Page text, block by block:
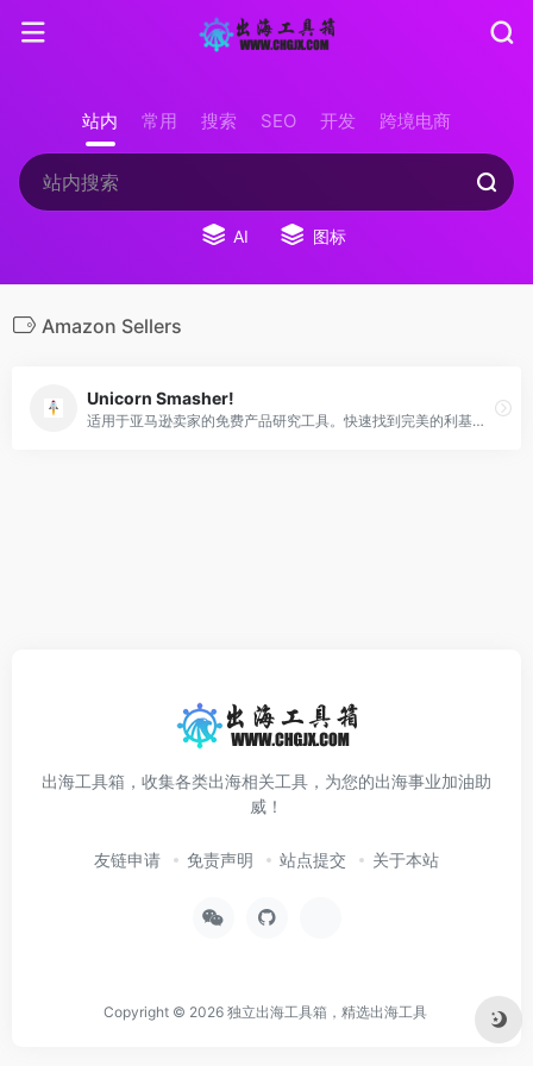
站内 常用 搜索 SEO 开发 跨境电商
AI 图标
Amazon Sellers
Unicorn Smasher!
适用于亚马逊卖家的免费产品研究工具。快速找到完美的利基市场，评估您的竞争对手，并估算您的销售额。
出海工具箱，收集各类出海相关工具，为您的出海事业加油助
威！
友链申请 免责声明 站点提交 关于本站
Copyright © 2026 独立出海工具箱，精选出海工具